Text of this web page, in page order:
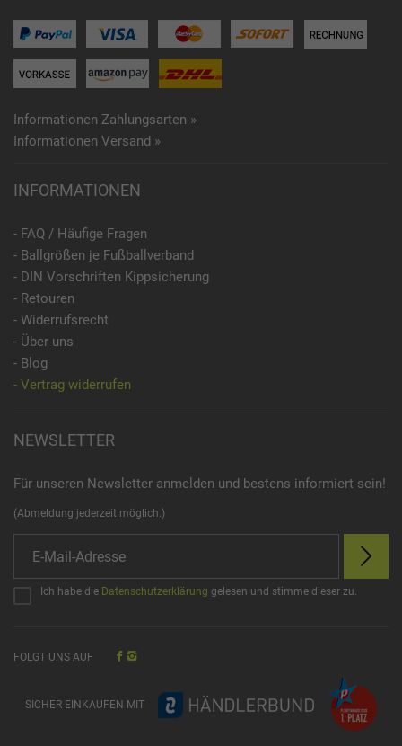
Informationen Zahlungsarten »
Informationen Versand »
INFORMATIONEN
- FAQ / Häufige Fragen
- Ballgrößen je Fußballverband
- DIN Vorschriften Kippsicherung
- Retouren
- Widerrufsrecht
- Über uns
- Blog
- Vertrag widerrufen
NEWSLETTER
Für unseren Newsletter anmelden und bestens informiert sein!
(Abmeldung jederzeit möglich.)
Ich habe die Datenschutzerklärung gelesen und stimme dieser zu.
FOLGT UNS AUF
SICHER EINKAUFEN MIT